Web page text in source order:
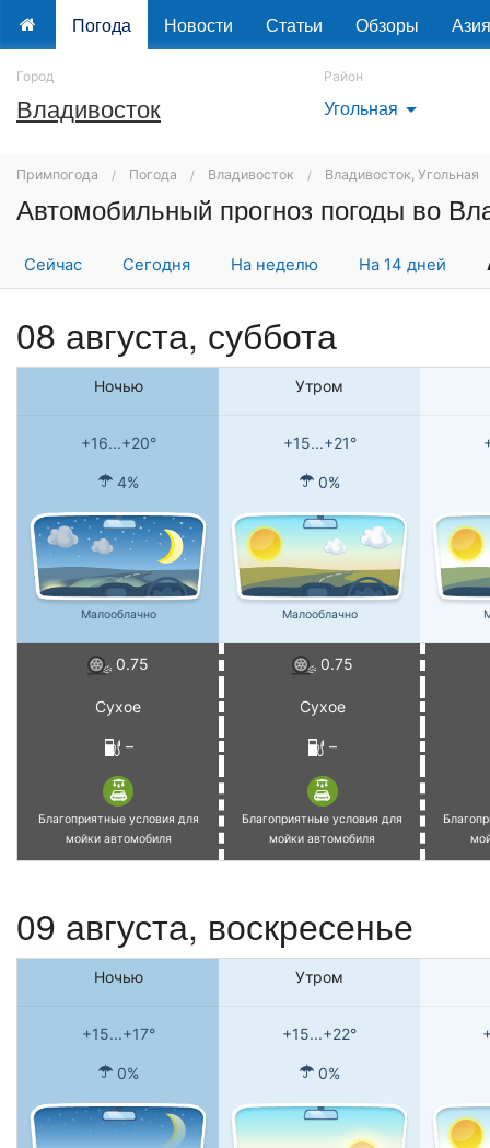
Погода Новости Статьи Обзоры Азия
Город
Владивосток
Район
Угольная arrow_drop_down
Примпогода Погода Владивосток Владивосток, Угольная
Сейчас Сегодня На неделю На 14 дней
08 августа, суббота
Ночью Утром
+16...+20° +15...+21°
4% 0%
Малооблачно Малооблачно
0.75 0.75
Сухое Сухое
– –
Благоприятные условия для
мойки автомобиля
Благоприятные условия для
мойки автомобиля
09 августа, воскресенье
Ночью Утром
+15...+17° +15...+22°
0% 0%